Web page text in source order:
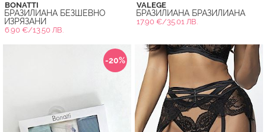
BONATTI
БРАЗИЛИАНА БЕЗШЕВНО
ИЗРЯЗАНИ
6.90 €/13.50 ЛВ.
VALEGE
БРАЗИЛИАНА БРАЗИЛИАНА
17.90 €/35.01 ЛВ.
-20%